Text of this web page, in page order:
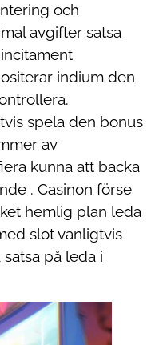
och
avgifter satsa
indium den
spela den bonus
av
kunna att backa
. Casinon förse
hemlig plan leda
slot vanligtvis
på leda i